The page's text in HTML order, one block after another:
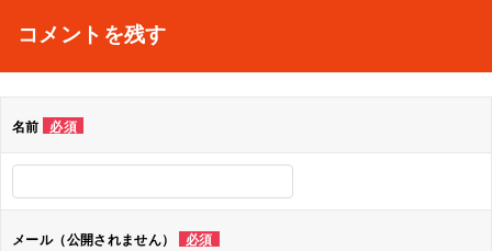
ビ
シ
ョ
コメントを残す
名前 必須
メール（公開されません） 必須